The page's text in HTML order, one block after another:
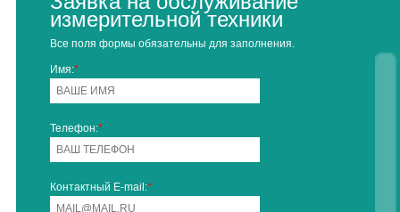
измерительной техники
Все поля формы обязательны для заполнения.
Имя:*
Телефон:*
Контактный E-mail:*